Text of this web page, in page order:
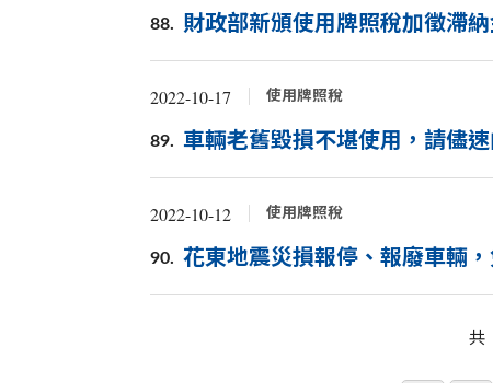
88. 財政部新頒使用牌照稅加徵滯
2022-10-17 使用牌照稅
89. 車輛老舊毀損不堪使用，請儘
2022-10-12 使用牌照稅
90. 花東地震災損報停、報廢車輛
共